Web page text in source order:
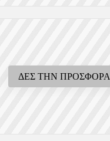
ΔΕΣ ΤΗΝ ΠΡΟΣΦΟΡΑ